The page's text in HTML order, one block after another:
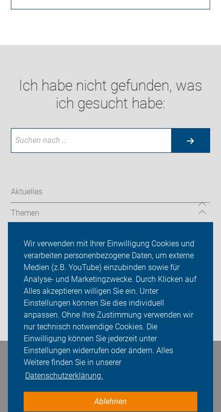
Wir verwenden mit Ihrer Einwilligung Cookies und
verarbeiten personenbezogene Daten, um externe
Medien (z.B. YouTube) einzubinden sowie für
Analyse- und Marketingzwecke. Durch Klicken auf
Alles akzeptieren willigen Sie ein. Unter
Einstellungen können Sie dies individuell
anpassen. Ohne Ihre Zustimmung verwenden wir
nur technisch notwendige Cookies. Die
Einwilligung können Sie jederzeit unter
Einstellungen widerrufen oder ändern. Alles
Weitere finden Sie in unserer
Datenschutzerklärung.
Ablehnen
Ich habe nicht gefunden, was
ich gesucht habe:
Aktuelles
Themen
Über uns
Sei dabei
Presse
Login
Bleiben Sie in Kontakt